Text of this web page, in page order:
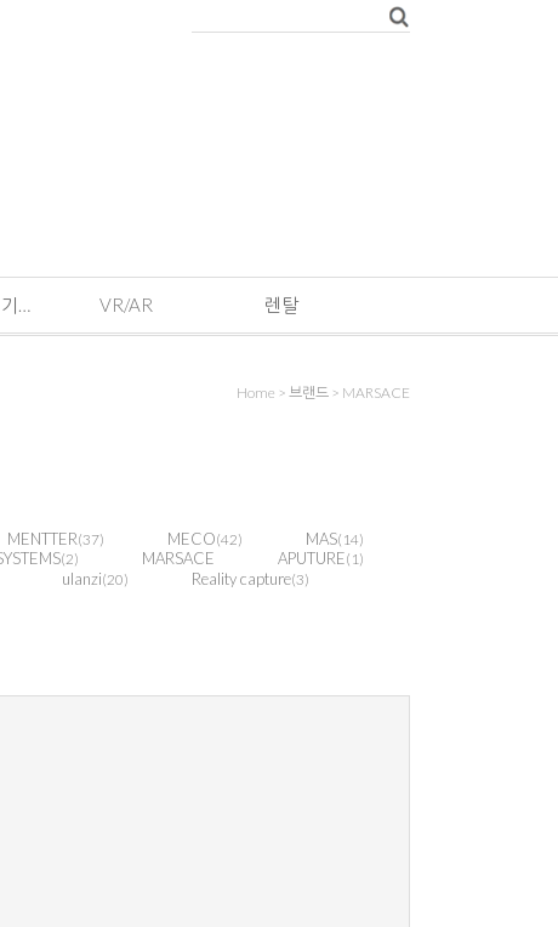
EVENT · 기획전 및 이벤트 VR/AR 렌탈
Home > 브랜드 > MARSACE
MENTTER(37) MECO(42) MAS(14)
(2) MARSACE APUTURE(1)
ulanzi(20) Reality capture(3)